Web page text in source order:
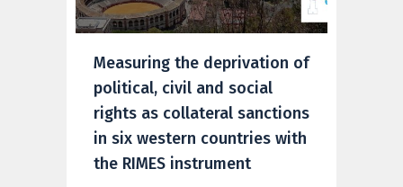
Measuring the deprivation of
political, civil and social
rights as collateral sanctions
in six western countries with
the RIMES instrument